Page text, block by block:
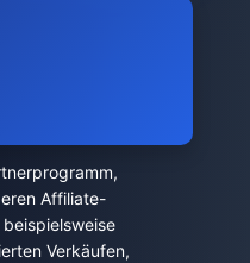
Affiliate-
Verkäufen,